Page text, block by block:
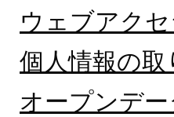
ウェブアク
個人情報の
オープンデー